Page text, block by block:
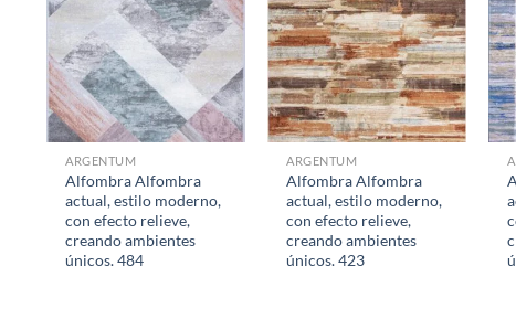
ARGENTUM
Alfombra Alfombra
actual, estilo moderno,
con efecto relieve,
creando ambientes
únicos. 484
ARGENTUM
Alfombra Alfombra
actual, estilo moderno,
con efecto relieve,
creando ambientes
únicos. 423